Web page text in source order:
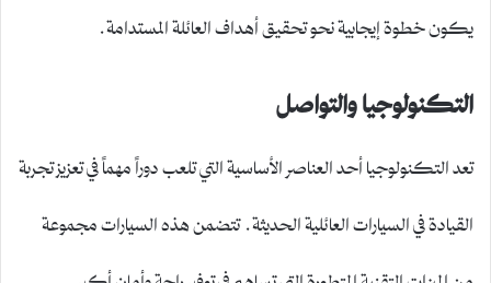
يكون خطوة إيجابية نحو تحقيق أهداف العائلة المستدامة.
التكنولوجيا والتواصل
تعد التكنولوجيا أحد العناصر الأساسية التي تلعب دوراً مهماً في تعزيز تجربة
القيادة في السيارات العائلية الحديثة. تتضمن هذه السيارات مجموعة